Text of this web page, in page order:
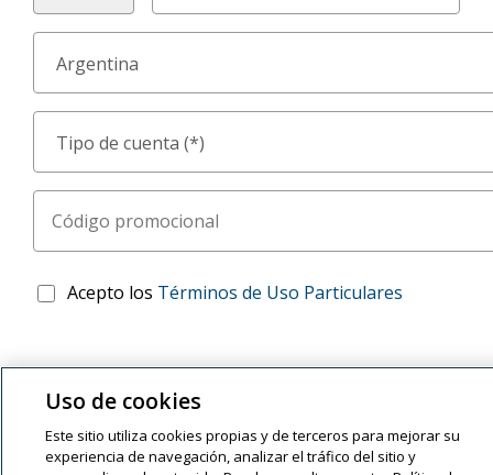
Acepto los Términos de Uso Particulares
Uso de cookies
Este sitio utiliza cookies propias y de terceros para mejorar su
experiencia de navegación, analizar el tráfico del sitio y